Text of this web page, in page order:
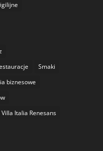
Smaki
biznesowe
Italia Renesans